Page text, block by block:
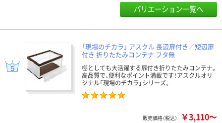
バリエーション一覧へ
「現場のチカラ」 アスクル 長辺扉付き／短辺扉
付き 折りたたみコンテナ フタ無
棚としても大活躍する扉付き折りたたみコンテナ。
高品質で、便利なポイント満載です！アスクルオリ
ジナル「現場のチカラ」シリーズ。
販売価格（税込） ￥3,110～